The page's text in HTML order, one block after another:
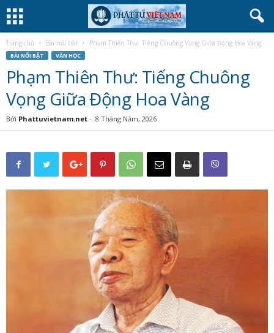
Trang chủ Bài nổi bật Phạm Thiên Thư: Tiếng Chuông Vọng Giữa Động Hoa Vàng
BÀI NỔI BẬT VĂN HỌC
Phạm Thiên Thư: Tiếng Chuông
Vọng Giữa Động Hoa Vàng
Bởi Phattuvietnam.net - 8 Tháng Năm, 2026